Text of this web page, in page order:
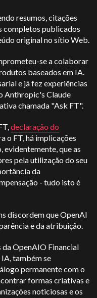
resumos, citações
completos publicados
original no sítio Web.
se a colaborar
baseados em IA.
e já fez experiências
Anthropic'sClaude
chamada "Ask FT".
declaração do
o FT, há implicações
evidentemente, que as
pela utilização do seu
da
- tudo isto é
discordem queOpenAI
e da atribuição.
daOpenAIO Financial
também se
permanente com o
formas criativas e
noticiosas e os